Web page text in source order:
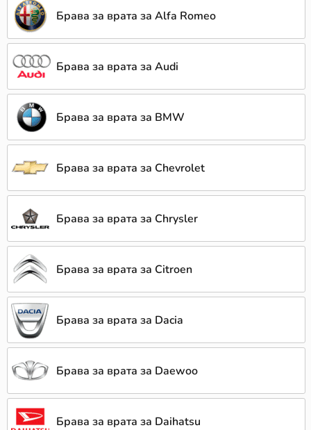
Брава за врата за Alfa Romeo
Брава за врата за Audi
Брава за врата за BMW
Брава за врата за Chevrolet
Брава за врата за Chrysler
Брава за врата за Citroen
Брава за врата за Dacia
Брава за врата за Daewoo
Брава за врата за Daihatsu